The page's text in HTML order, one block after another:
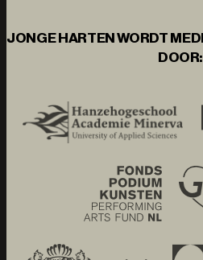
JONGE HARTEN WORDT
DOOR: